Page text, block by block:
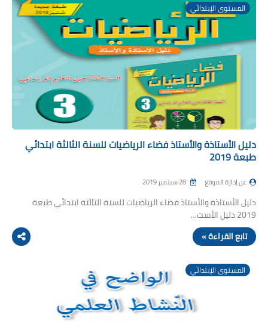
المستوى الإبتدائي
دليل الأستاذة والأستاذ فضاء الرياضيات للسنة الثالثة ابتدائي
طبعة 2019
عن إدارة الموقع
دليل الأستاذة والأستاذ فضاء الرياضيات للسنة الثالثة ابتدائي طبعة
2019 دليل الأست…
تابع القراءة »
المستوى الإبتدائي